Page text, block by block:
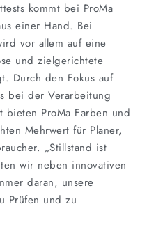
kommt bei ProMa
einer Hand. Bei
vor allem auf eine
und zielgerichtete
Durch den Fokus auf
bei der Verarbeitung
bieten ProMa Farben und
Mehrwert für Planer,
„Stillstand ist
wir neben innovativen
daran, unsere
Prüfen und zu